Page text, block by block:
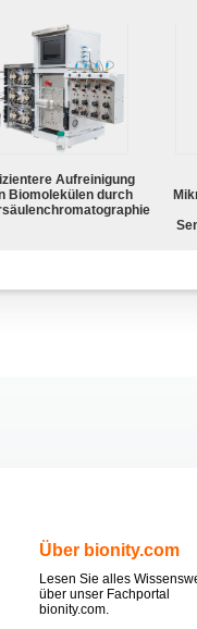
Aufreinigung
Biomolekülen durch
Über bionity.com
Lesen Sie alles
über unser Fachportal
bionity.com.